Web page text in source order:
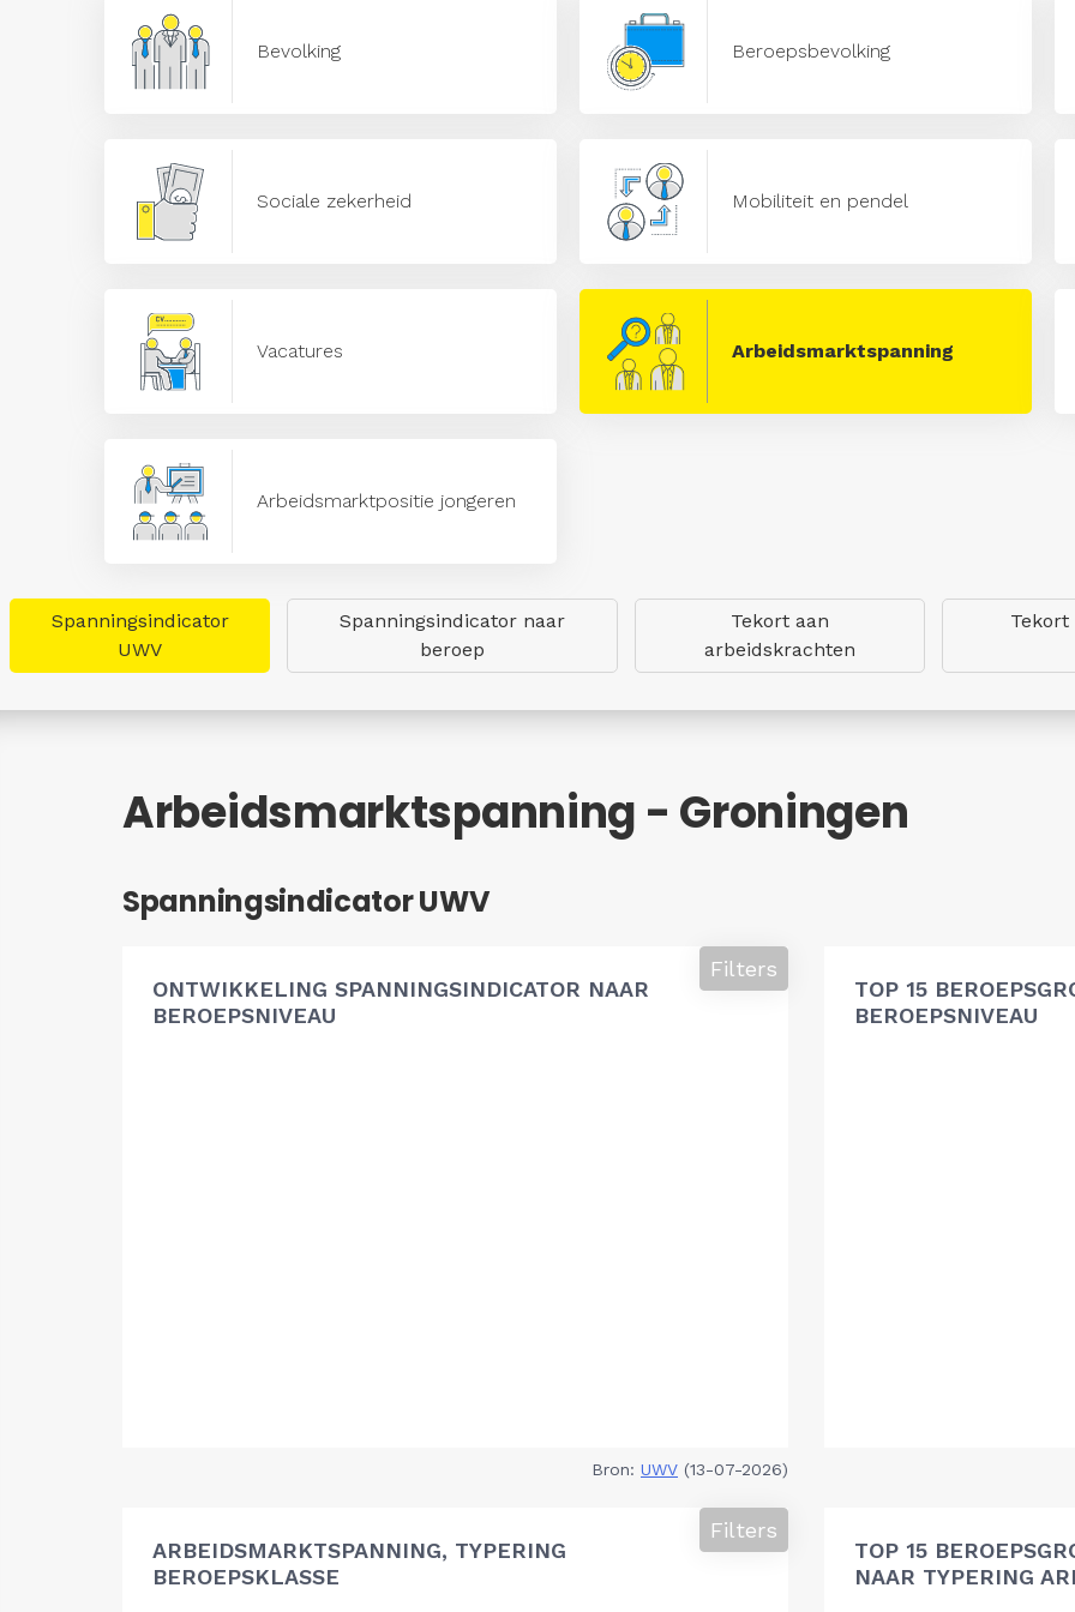
Bevolking Beroepsbevolking
Sociale zekerheid Mobiliteit en pendel
Vacatures Arbeidsmarktspanning
Arbeidsmarktpositie jongeren
Spanningsindicator
UWV
Spanningsindicator naar
beroep
Tekort aan
arbeidskrachten
Arbeidsmarktspanning - Groningen
Spanningsindicator UWV
ONTWIKKELING SPANNINGSINDICATOR NAAR
BEROEPSNIVEAU
Filters
Bron: UWV (13-07-2026)
TOP 15
BEROEPSNIVEAU
ARBEIDSMARKTSPANNING, TYPERING
BEROEPSKLASSE
Filters
TOP 15
NAAR TYPERING